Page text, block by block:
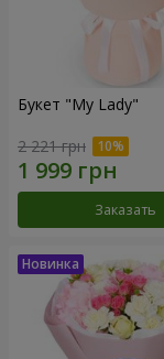
Букет "My Lady"
2 221 грн
Заказать